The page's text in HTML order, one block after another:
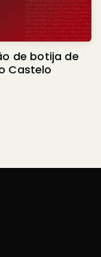
de botija de
Castelo